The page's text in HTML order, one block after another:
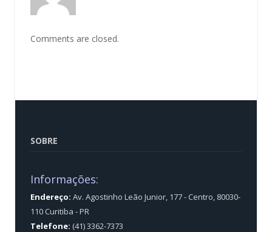
Comments are closed.
SOBRE
Informações:
Endereço: Av. Agostinho Leão Junior, 177 - Centro, 80030-
110 Curitiba - PR
Telefone: (41) 3362-7373